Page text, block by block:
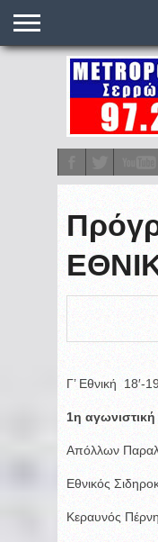
ΣΤΑΘΜΌΣ
METRONEWS
ΠΟΔΌΣΦΑΙΡΟ
ΒΑΘΜΟΛΟΓΊΕΣ
ΠΡΟΓΡΆΜΜΑΤΑ
ΣΤΟΊΧΗΜΑ
ΕΠΙΚΟΙΝΩΝΊΑ
Γ’ Εθνική 18′-
1η
Απόλλων
Εθνικός
Κεραυνός